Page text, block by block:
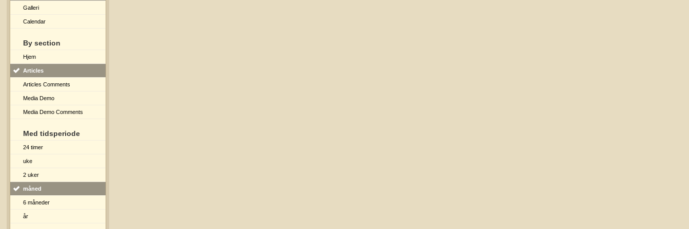
Galleri
Calendar
By section
Hjem
Articles
Articles Comments
Media Demo
Media Demo Comments
Med tidsperiode
24 timer
uke
2 uker
måned
6 måneder
år